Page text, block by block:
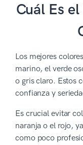
Cuál Es
Los mejores
marino, el verde
o gris claro. Estos
confianza y
Es crucial evitar
naranja o el rojo,
como poco